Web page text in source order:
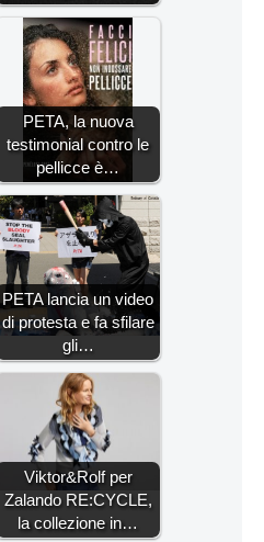
PETA, la nuova
testimonial contro le
pellicce è…
PETA lancia un video
di protesta e fa sfilare
gli…
Viktor&Rolf per
Zalando RE:CYCLE,
la collezione in…